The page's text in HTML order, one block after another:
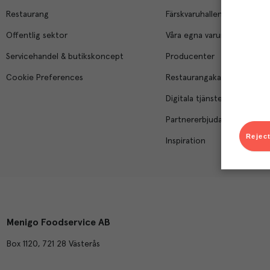
Restaurang
Offentlig sektor
Servicehandel & butikskoncept
Cookie Preferences
Färskvaruhallen
Våra egna varumärken
Producenter
Restaurangakademien
Digitala tjänster
Partnererbjudanden
Inspiration
Menigo Foodservice AB
Box 1120, 721 28 Västerås